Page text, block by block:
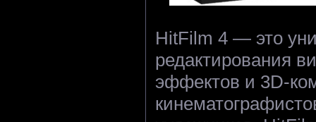
HitFilm 4 — это
редактирования
эффектов и 3D-